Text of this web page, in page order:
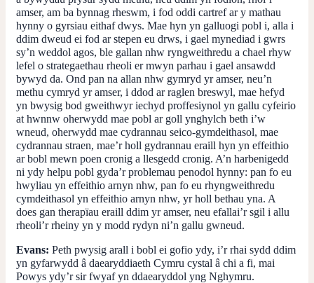
amser, am ba bynnag rheswm, i fod oddi cartref ar y mathau
hynny o gyrsiau eithaf dwys. Mae hyn yn galluogi pobl i, alla i
ddim dweud ei fod ar stepen eu drws, i gael mynediad i gwrs
sy’n weddol agos, ble gallan nhw ryngweithredu a chael rhyw
lefel o strategaethau rheoli er mwyn parhau i gael ansawdd
bywyd da. Ond pan na allan nhw gymryd yr amser, neu’n
methu cymryd yr amser, i ddod ar raglen breswyl, mae hefyd
yn bwysig bod gweithwyr iechyd proffesiynol yn gallu cyfeirio
at hwnnw oherwydd mae pobl ar goll ynghylch beth i’w
wneud, oherwydd mae cydrannau seico-gymdeithasol, mae
cydrannau straen, mae’r holl gydrannau eraill hyn yn effeithio
ar bobl mewn poen cronig a llesgedd cronig. A’n harbenigedd
ni ydy helpu pobl gyda’r problemau penodol hynny: pan fo eu
hwyliau yn effeithio arnyn nhw, pan fo eu rhyngweithredu
cymdeithasol yn effeithio arnyn nhw, yr holl bethau yna. A
does gan therapïau eraill ddim yr amser, neu efallai’r sgil i allu
rheoli’r rheiny yn y modd rydyn ni’n gallu gwneud.
Evans: Peth pwysig arall i bobl ei gofio ydy, i’r rhai sydd ddim
yn gyfarwydd â daearyddiaeth Cymru cystal â chi a fi, mai
Powys ydy’r sir fwyaf yn ddaearyddol yng Nghymru.